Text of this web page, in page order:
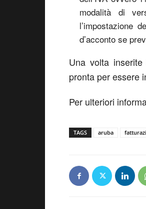
modalità di
l’impostazione
d’acconto se
Una volta
pronta per essere
Per ulteriori
TAGS aruba